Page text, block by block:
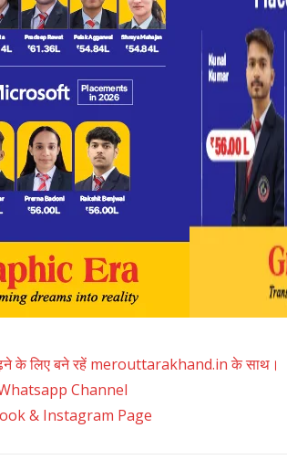
के लिए बने रहें merouttarakhand.in के साथ।
Channel
& Instagram Page